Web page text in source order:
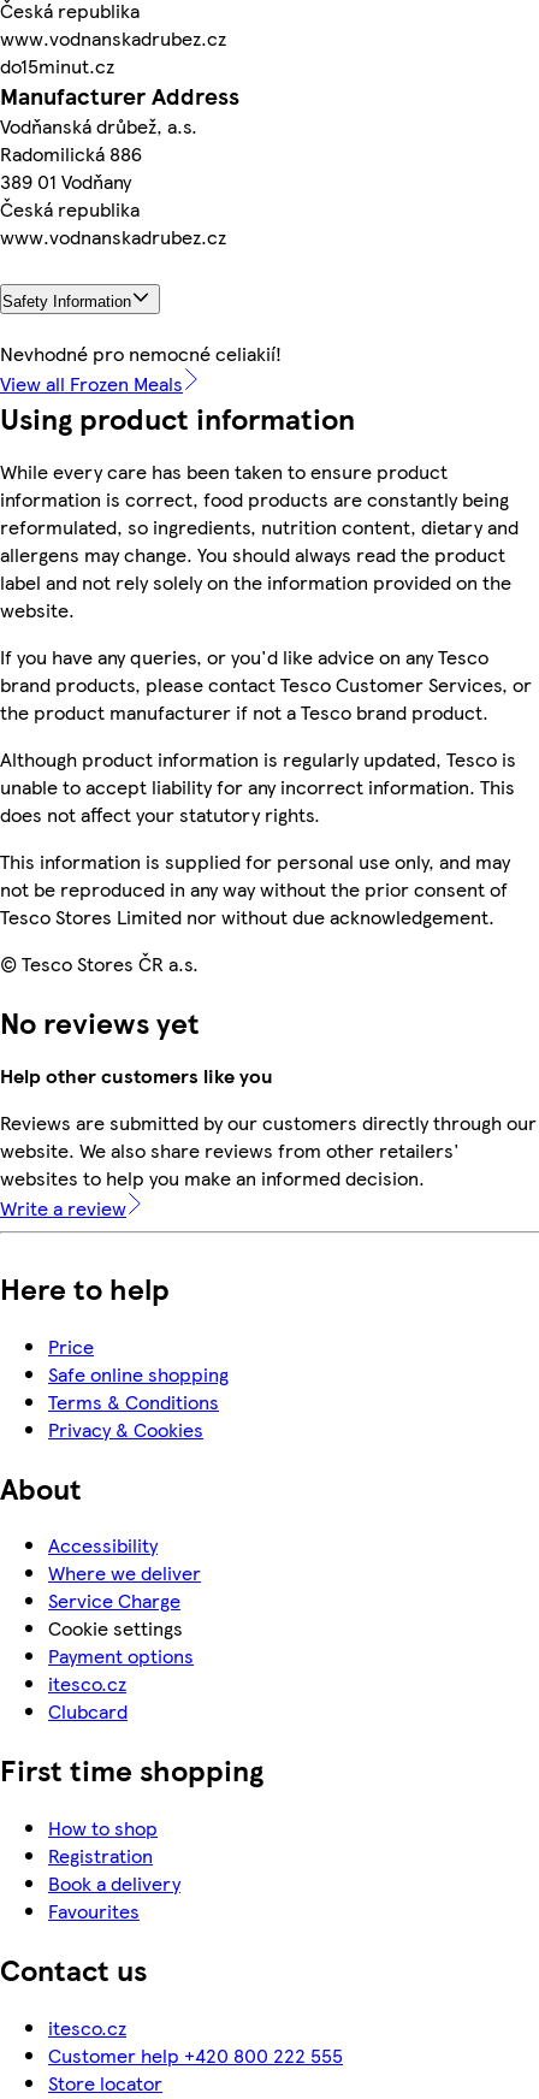
Česká republika
www.vodnanskadrubez.cz
do15minut.cz
Manufacturer Address
Vodňanská drůbež, a.s.
Radomilická 886
389 01 Vodňany
Česká republika
www.vodnanskadrubez.cz
Safety Information
Nevhodné pro nemocné celiakií!
View all Frozen Meals
Using product information
While every care has been taken to ensure product
information is correct, food products are constantly being
reformulated, so ingredients, nutrition content, dietary and
allergens may change. You should always read the product
label and not rely solely on the information provided on the
website.
If you have any queries, or you'd like advice on any Tesco
brand products, please contact Tesco Customer Services, or
the product manufacturer if not a Tesco brand product.
Although product information is regularly updated, Tesco is
unable to accept liability for any incorrect information. This
does not affect your statutory rights.
This information is supplied for personal use only, and may
not be reproduced in any way without the prior consent of
Tesco Stores Limited nor without due acknowledgement.
© Tesco Stores ČR a.s.
No reviews yet
Help other customers like you
Reviews are submitted by our customers directly through our
website. We also share reviews from other retailers'
websites to help you make an informed decision.
Write a review
Here to help
Price
Safe online shopping
Terms & Conditions
Privacy & Cookies
About
Accessibility
Where we deliver
Service Charge
Cookie settings
Payment options
itesco.cz
Clubcard
First time shopping
How to shop
Registration
Book a delivery
Favourites
Contact us
itesco.cz
Customer help +420 800 222 555
Store locator